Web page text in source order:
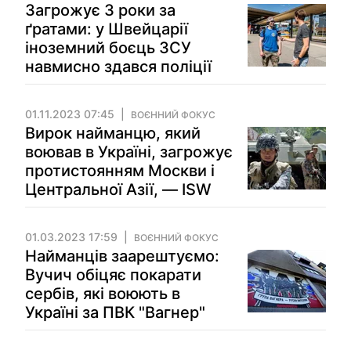
Загрожує 3 роки за
ґратами: у Швейцарії
іноземний боєць ЗСУ
навмисно здався поліції
01.11.2023 07:45 ВОЄННИЙ ФОКУС
Вирок найманцю, який
воював в Україні, загрожує
протистоянням Москви і
Центральної Азії, — ISW
01.03.2023 17:59 ВОЄННИЙ ФОКУС
Найманців заарештуємо:
Вучич обіцяє покарати
сербів, які воюють в
Україні за ПВК "Вагнер"